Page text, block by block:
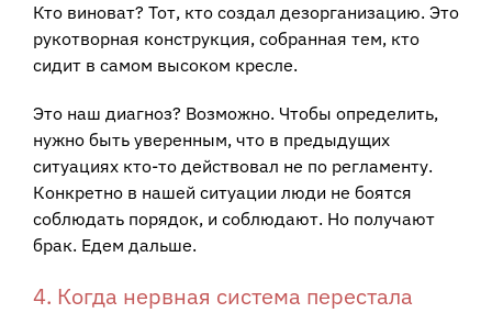
Кто виноват? Тот, кто создал дезорганизацию. Это
рукотворная конструкция, собранная тем, кто
сидит в самом высоком кресле.
Это наш диагноз? Возможно. Чтобы определить,
нужно быть уверенным, что в предыдущих
ситуациях кто-то действовал не по регламенту.
Конкретно в нашей ситуации люди не боятся
соблюдать порядок, и соблюдают. Но получают
брак. Едем дальше.
4. Когда нервная система перестала